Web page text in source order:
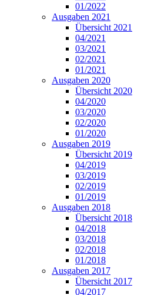
01/2022
Ausgaben 2021
Übersicht 2021
04/2021
03/2021
02/2021
01/2021
Ausgaben 2020
Übersicht 2020
04/2020
03/2020
02/2020
01/2020
Ausgaben 2019
Übersicht 2019
04/2019
03/2019
02/2019
01/2019
Ausgaben 2018
Übersicht 2018
04/2018
03/2018
02/2018
01/2018
Ausgaben 2017
Übersicht 2017
04/2017